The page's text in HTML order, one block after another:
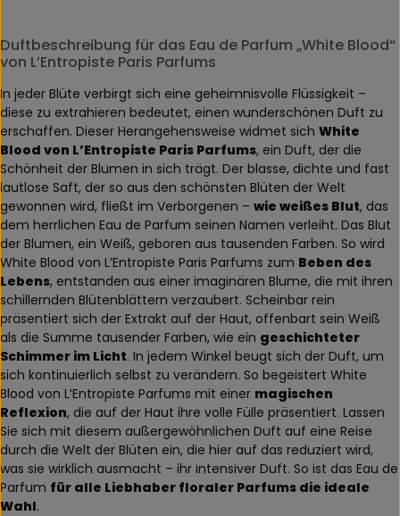
Duftbeschreibung für das Eau de Parfum „White Blood“
von L’Entropiste Paris Parfums
In jeder Blüte verbirgt sich eine geheimnisvolle Flüssigkeit –
diese zu extrahieren bedeutet, einen wunderschönen Duft zu
erschaffen. Dieser Herangehensweise widmet sich White
Blood von L’Entropiste Paris Parfums, ein Duft, der die
Schönheit der Blumen in sich trägt. Der blasse, dichte und fast
lautlose Saft, der so aus den schönsten Blüten der Welt
gewonnen wird, fließt im Verborgenen – wie weißes Blut, das
dem herrlichen Eau de Parfum seinen Namen verleiht. Das Blut
der Blumen, ein Weiß, geboren aus tausenden Farben. So wird
White Blood von L’Entropiste Paris Parfums zum Beben des
Lebens, entstanden aus einer imaginären Blume, die mit ihren
schillernden Blütenblättern verzaubert. Scheinbar rein
präsentiert sich der Extrakt auf der Haut, offenbart sein Weiß
als die Summe tausender Farben, wie ein geschichteter
Schimmer im Licht. In jedem Winkel beugt sich der Duft, um
sich kontinuierlich selbst zu verändern. So begeistert White
Blood von L’Entropiste Parfums mit einer magischen
Reflexion, die auf der Haut ihre volle Fülle präsentiert. Lassen
Sie sich mit diesem außergewöhnlichen Duft auf eine Reise
durch die Welt der Blüten ein, die hier auf das reduziert wird,
was sie wirklich ausmacht – ihr intensiver Duft. So ist das Eau de
Parfum für alle Liebhaber floraler Parfums die ideale
Wahl.